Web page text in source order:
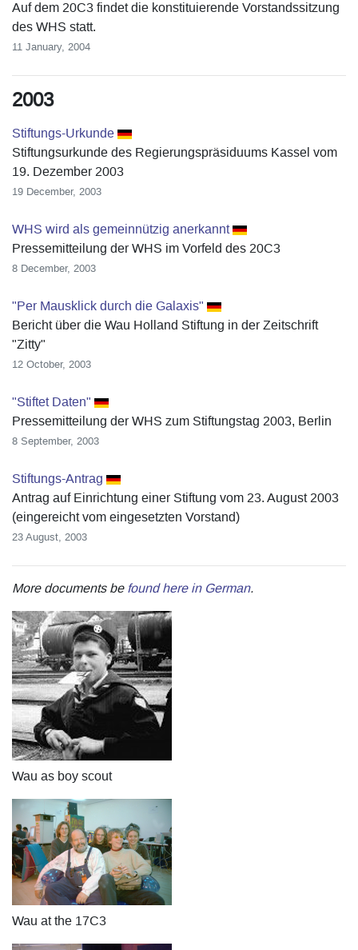
Auf dem 20C3 findet die konstituierende Vorstandssitzung
des WHS statt.
11 January, 2004
2003
Stiftungs-Urkunde
Stiftungsurkunde des Regierungspräsiduums Kassel vom
19. Dezember 2003
19 December, 2003
WHS wird als gemeinnützig anerkannt
Pressemitteilung der WHS im Vorfeld des 20C3
8 December, 2003
"Per Mausklick durch die Galaxis"
Bericht über die Wau Holland Stiftung in der Zeitschrift
"Zitty"
12 October, 2003
"Stiftet Daten"
Pressemitteilung der WHS zum Stiftungstag 2003, Berlin
8 September, 2003
Stiftungs-Antrag
Antrag auf Einrichtung einer Stiftung vom 23. August 2003
(eingereicht vom eingesetzten Vorstand)
23 August, 2003
More documents be found here in German.
Wau as boy scout
Wau at the 17C3